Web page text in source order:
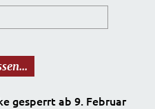
gesperrt ab 9. Februar